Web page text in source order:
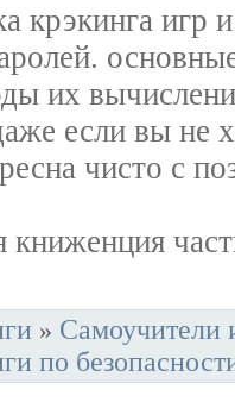
крэкинга игр
их
если вы не
чисто с
книженция
» Самоучители
по